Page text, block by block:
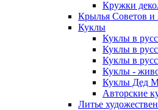
Кружки
Крылья Советов и
Куклы
Куклы в
Куклы в
Куклы в
Куклы -
Куклы Дед
Авторские
Литье